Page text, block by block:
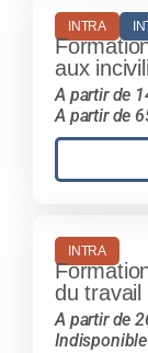
INTRA
aux
A partir de
A partir de
INTRA
du travail
A partir de